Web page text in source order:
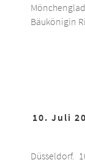
Bäukönigin
10. Juli
Düsseldorf.